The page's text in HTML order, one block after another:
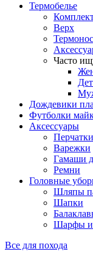
Термобелье
Верх
Часто
Дождевики
Футболки
Аксессуары
Перчатки
Варежки
Гамаши
Ремни
Головные
Шляпы
Шапки
Шарфы и
Все для похода